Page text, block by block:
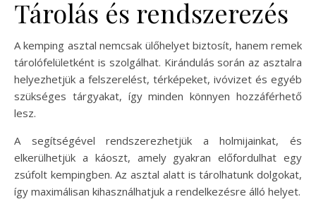
Tárolás és rendszerezés
A kemping asztal nemcsak ülőhelyet biztosít, hanem remek
tárolófelületként is szolgálhat. Kirándulás során az asztalra
helyezhetjük a felszerelést, térképeket, ivóvizet és egyéb
szükséges tárgyakat, így minden könnyen hozzáférhető
lesz.
A segítségével rendszerezhetjük a holmijainkat, és
elkerülhetjük a káoszt, amely gyakran előfordulhat egy
zsúfolt kempingben. Az asztal alatt is tárolhatunk dolgokat,
így maximálisan kihasználhatjuk a rendelkezésre álló helyet.